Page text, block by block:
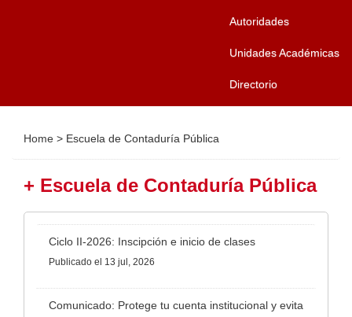
Autoridades
Unidades Académicas
Directorio
Home > Escuela de Contaduría Pública
+ Escuela de Contaduría Pública
Ciclo II-2026: Inscipción e inicio de clases
Publicado el 13 jul, 2026
Comunicado: Protege tu cuenta institucional y evita